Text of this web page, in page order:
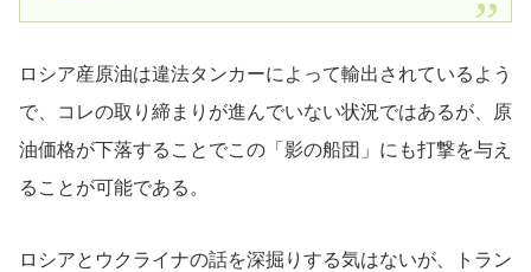
ロシア産原油は違法タンカーによって輸出されているよう
で、コレの取り締まりが進んでいない状況ではあるが、原
油価格が下落することでこの「影の船団」にも打撃を与え
ることが可能である。
ロシアとウクライナの話を深掘りする気はないが、トラン